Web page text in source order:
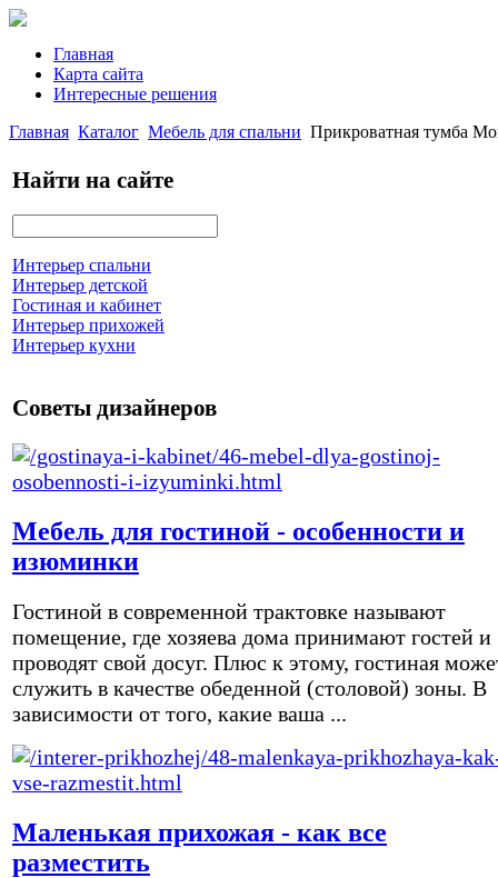
Главная
Карта сайта
Интересные решения
Главная Каталог Мебель для спальни Прикроватная тумба
Найти на сайте
Интерьер спальни
Интерьер детской
Гостиная и кабинет
Интерьер прихожей
Интерьер кухни
Советы дизайнеров
Мебель для гостиной - особенности и
изюминки
Гостиной в современной трактовке называют
помещение, где хозяева дома принимают гостей и
проводят свой досуг. Плюс к этому, гостиная
служить в качестве обеденной (столовой) зоны. В
зависимости от того, какие ваша ...
Маленькая прихожая - как все
разместить